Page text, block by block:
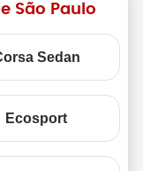
São Paulo
Sedan
Ecosport